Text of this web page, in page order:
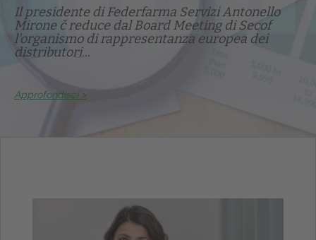
Il presidente di Federfarma Servizi Antonello
Mirone č reduce dal Board Meeting di Secof
l'organismo di rappresentanza europea dei
distributori...
Approfondisci >